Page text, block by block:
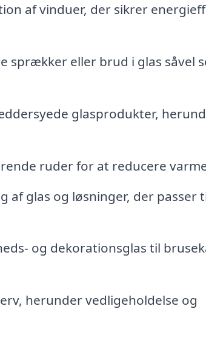
af vinduer, der sikrer
sprækker eller brud i glas såvel
glasprodukter,
ruder for at reducere
af glas og løsninger, der passer
og dekorationsglas til
herunder vedligeholdelse og